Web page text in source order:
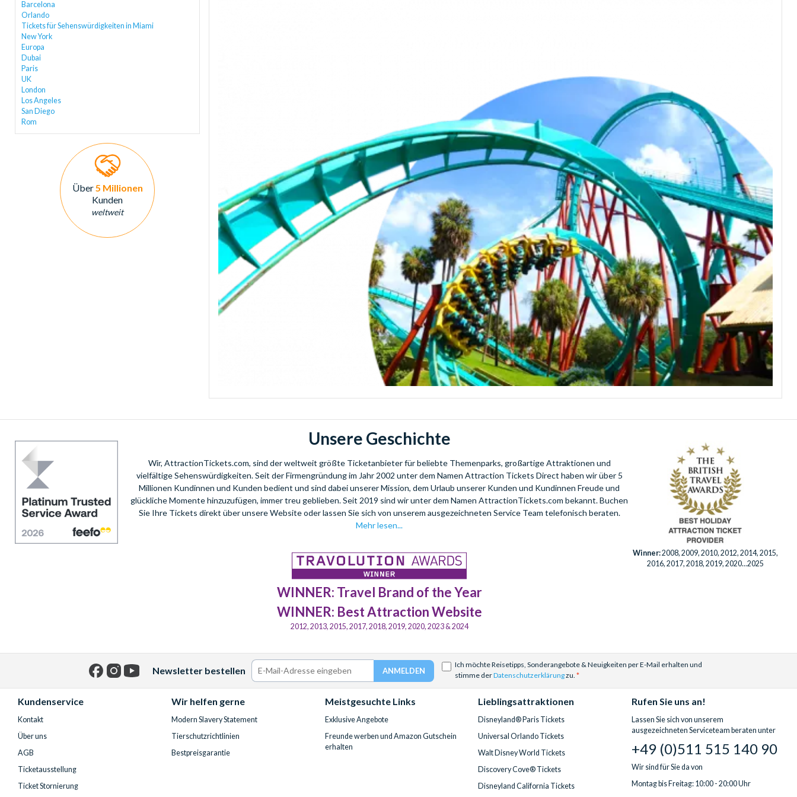
Barcelona
Orlando
Tickets für Sehenswürdigkeiten in Miami
New York
Europa
Dubai
Paris
UK
London
Los Angeles
San Diego
Rom
Über5 Millionen
Kunden
weltweit
Unsere Geschichte
Wir, AttractionTickets.com, sind der weltweit größte Ticketanbieter für beliebte Themenparks, großartige Attraktionen und
vielfältige Sehenswürdigkeiten. Seit der Firmengründung im Jahr 2002 unter dem Namen Attraction Tickets Direct haben wir über 5
Millionen Kundinnen und Kunden bedient und sind dabei unserer Mission, dem Urlaub unserer Kunden und Kundinnen Freude und
glückliche Momente hinzuzufügen, immer treu geblieben. Seit 2019 sind wir unter dem Namen AttractionTickets.com bekannt. Buchen
Sie Ihre Tickets direkt über unsere Website oder lassen Sie sich von unserem ausgezeichneten Service Team telefonisch beraten.
Mehr lesen...
WINNER: Travel Brand of the Year
WINNER: Best Attraction Website
2012, 2013, 2015, 2017, 2018, 2019, 2020, 2023 & 2024
Winner:2008, 2009, 2010, 2012, 2014, 2015,
2016, 2017, 2018, 2019, 2020...2025
Newsletter bestellen
Ich möchte Reisetipps, Sonderangebote & Neuigkeiten per E-Mail erhalten und
stimme derDatenschutzerklärungzu.
Kundenservice
Kontakt
Über uns
AGB
Ticketausstellung
Ticket Stornierung
Wir helfen gerne
Modern Slavery Statement
Tierschutzrichtlinien
Bestpreisgarantie
Meistgesuchte Links
Exklusive Angebote
Freunde werben und Amazon Gutschein
erhalten
Lieblingsattraktionen
Disneyland® Paris Tickets
Universal Orlando Tickets
Walt Disney World Tickets
Discovery Cove® Tickets
Disneyland California Tickets
Rufen Sie uns an!
Lassen Sie sich von unserem
ausgezeichneten Serviceteam beraten unter
+49 (0)511 515 140 90
Wir sind für Sie da von
Montag bis Freitag: 10:00 - 20:00 Uhr